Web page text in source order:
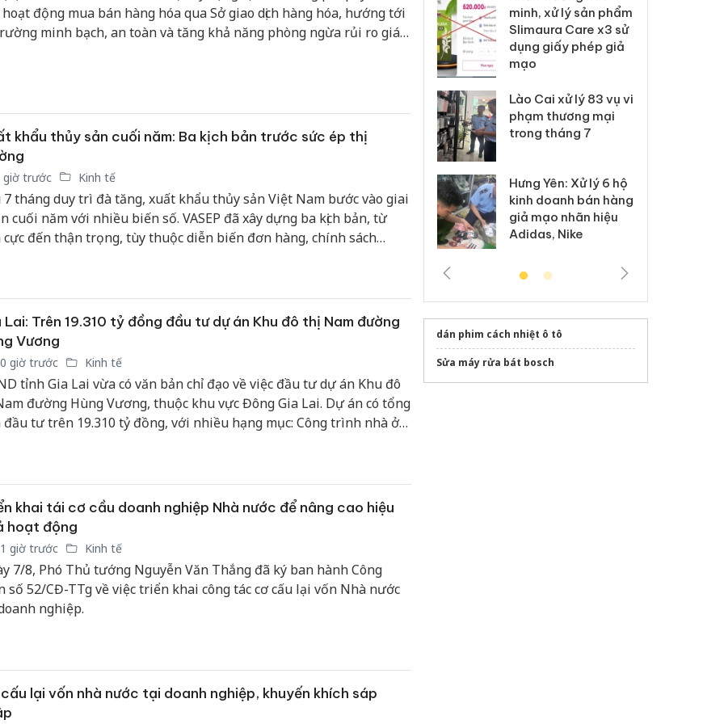
hoạt động mua bán hàng hóa qua Sở giao dịch hàng hóa, hướng tới
minh bạch, an toàn và tăng khả năng phòng ngừa rủi ro giá
khẩu thủy sản cuối năm: Ba kịch bản trước sức ép thị
giờ trước Kinh tế
7 tháng duy trì đà tăng, xuất khẩu thủy sản Việt Nam bước vào giai
cuối năm với nhiều biến số. VASEP đã xây dựng ba kịch bản, từ
cực đến thận trọng, tùy thuộc diễn biến đơn hàng, chính sách
Lai: Trên 19.310 tỷ đồng đầu tư dự án Khu đô thị Nam đường
Vương
giờ trước Kinh tế
tỉnh Gia Lai vừa có văn bản chỉ đạo về việc đầu tư dự án Khu đô
đường Hùng Vương, thuộc khu vực Đông Gia Lai. Dự án có tổng
đầu tư trên 19.310 tỷ đồng, với nhiều hạng mục: Công trình nhà ở
khai tái cơ cầu doanh nghiệp Nhà nước để nâng cao hiệu
hoạt động
giờ trước Kinh tế
7/8, Phó Thủ tướng Nguyễn Văn Thắng đã ký ban hành Công
số 52/CĐ-TTg về việc triển khai công tác cơ cấu lại vốn Nhà nước
nghiệp.
lại vốn nhà nước tại doanh nghiệp, khuyến khích sáp
công khai hàng ngàn
sản phẩm nhập lậu,
tìm bị hại trong vụ
án sản xuất, buôn
hại trong vụ án buôn
bán bình sữa
Moyuum giả
minh, xử lý sản phẩm
Slimaura Care x3 sử
dụng giấy phép giả
mạo
Lào Cai xử lý 83 vụ vi
phạm thương mại
trong tháng 7
Hưng Yên: Xử lý 6 hộ
kinh doanh bán hàng
giả mạo nhãn hiệu
Adidas, Nike
dán phim cách nhiệt ô tô
Sửa máy rửa bát bosch